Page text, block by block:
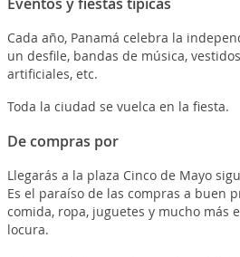
Cada año, Panamá celebra la
un desfile, bandas de música,
artificiales, etc.
Toda la ciudad se vuelca en la fiesta.
De compras por
Llegarás a la plaza Cinco de Mayo
Es el paraíso de las compras a buen
comida, ropa, juguetes y mucho más
locura.